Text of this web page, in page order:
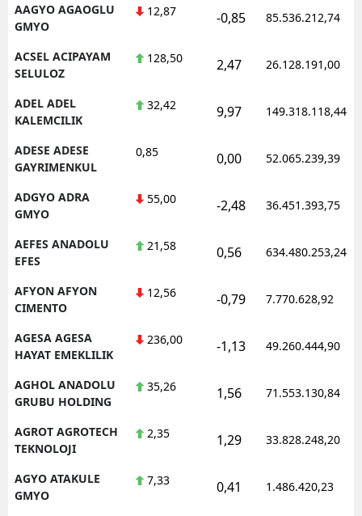
AAGYO AGAOGLU
GMYO
12,87 -0,85 85.536.212,74
ACSEL ACIPAYAM
SELULOZ
128,50 2,47 26.128.191,00
ADEL ADEL
KALEMCILIK
32,42 9,97 149.318.118,44
ADESE ADESE
GAYRIMENKUL
0,85 0,00 52.065.239,39
ADGYO ADRA
GMYO
55,00 -2,48 36.451.393,75
AEFES ANADOLU
EFES
21,58 0,56 634.480.253,24
AFYON AFYON
CIMENTO
12,56 -0,79 7.770.628,92
AGESA AGESA
HAYAT EMEKLILIK
236,00 -1,13 49.260.444,90
AGHOL ANADOLU
GRUBU HOLDING
35,26 1,56 71.553.130,84
AGROT AGROTECH
TEKNOLOJI
2,35 1,29 33.828.248,20
AGYO ATAKULE
GMYO
7,33 0,41 1.486.420,23